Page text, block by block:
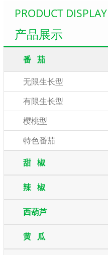
PRODUCT DISPLAY
产品展示
番 茄
无限生长型
有限生长型
樱桃型
特色番茄
甜 椒
辣 椒
西葫芦
黄 瓜